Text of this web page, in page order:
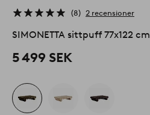
8 2 recensioner
SIMONETTA sittpuff 77x122 cm
5 499 SEK